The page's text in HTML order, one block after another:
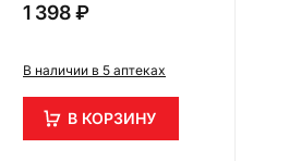
1 398 ₽
В наличии в 5 аптеках
В КОРЗИНУ